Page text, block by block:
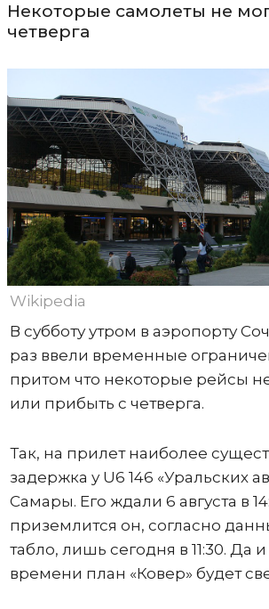
Некоторые самолеты не
четверга
Wikipedia
В субботу утром в аэропорту
раз ввели временные
притом что некоторые рейсы не
или прибыть с четверга.
Так, на прилет наиболее
задержка у U6 146 «Уральских
Самары. Его ждали 6 августа в
приземлится он, согласно
табло, лишь сегодня в 11:30. Да
времени план «Ковер» будет